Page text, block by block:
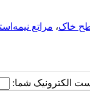
خاک، مراتع
الکترونیک شما: